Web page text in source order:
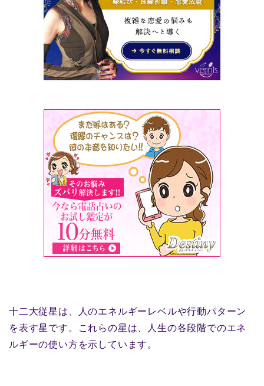
十二大従星は、人のエネルギーレベルや行動パターン
を表す星です。これらの星は、人生の各段階でのエネ
ルギーの使い方を示しています。